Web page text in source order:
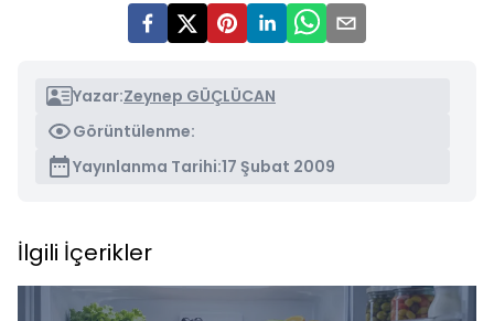
Yazar:Zeynep GÜÇLÜCAN
Görüntülenme:
Yayınlanma Tarihi:17 Şubat 2009
İlgili İçerikler